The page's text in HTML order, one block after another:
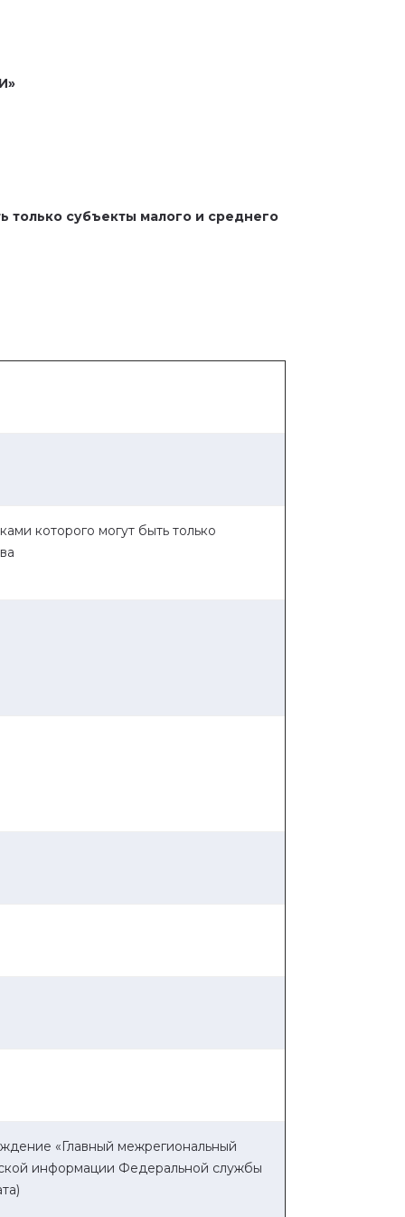
субъекты малого и среднего
которого могут быть только
«Главный межрегиональный
информации Федеральной службы